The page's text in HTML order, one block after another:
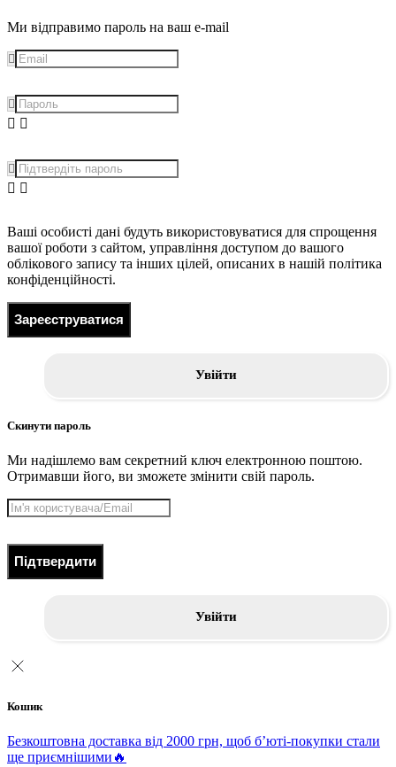
Ми відправимо пароль на ваш e-mail
Ваші особисті дані будуть використовуватися для спрощення
вашої роботи з сайтом, управління доступом до вашого
облікового запису та інших цілей, описаних в нашій політика
конфіденційності.
Зареєструватися
Увійти
Скинути пароль
Ми надішлемо вам секретний ключ електронною поштою.
Отримавши його, ви зможете змінити свій пароль.
Підтвердити
Увійти
Кошик
Безкоштовна доставка від 2000 грн, щоб б’юті-покупки стали
ще приємнішими🔥